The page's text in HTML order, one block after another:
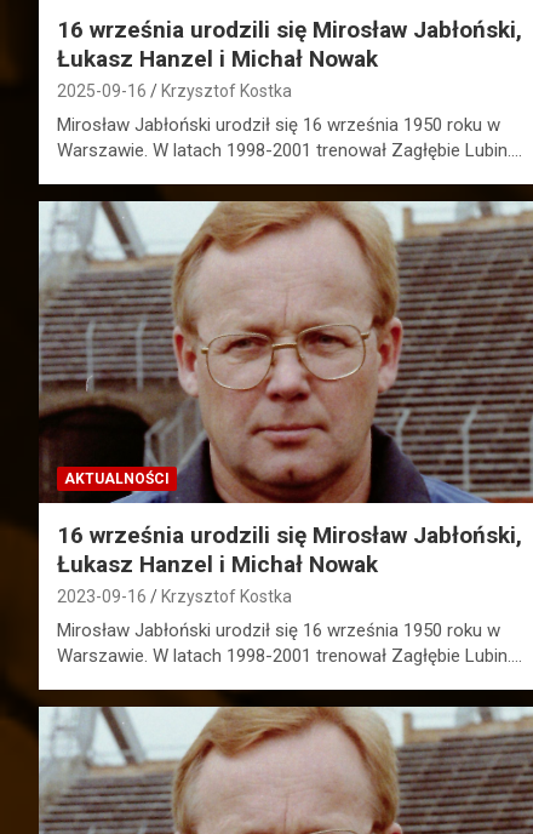
16 września urodzili się Mirosław Jabłoński,
Łukasz Hanzel i Michał Nowak
2025-09-16 Krzysztof Kostka
Mirosław Jabłoński urodził się 16 września 1950 roku w
Warszawie. W latach 1998-2001 trenował Zagłębie Lubin.…
AKTUALNOŚCI
16 września urodzili się Mirosław Jabłoński,
Łukasz Hanzel i Michał Nowak
2023-09-16 Krzysztof Kostka
Mirosław Jabłoński urodził się 16 września 1950 roku w
Warszawie. W latach 1998-2001 trenował Zagłębie Lubin.…